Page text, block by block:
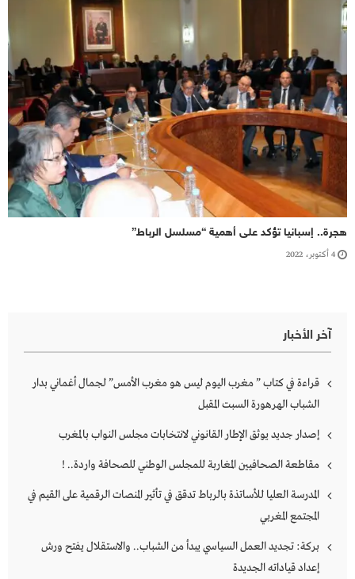
هجرة.. إسبانيا تؤكد على أهمية “مسلسل الرباط”
4 أكتوبر، 2022
آخر الأخبار
قراءة في كتاب ” مغرب اليوم ليس هو مغرب الأمس” لجمال أغماني بدار
الشباب الهرهورة السبت المقبل
إصدار جديد يوثق الإطار القانوني لانتخابات مجلس النواب بالمغرب
مقاطعة الصحافيين المغاربة للمجلس الوطني للصحافة واردة.. !
المدرسة العليا للأساتذة بالرباط تدقق في تأثير المنصات الرقمية على القيم في
المجتمع المغربي
بركة: تجديد العمل السياسي يبدأ من الشباب.. والاستقلال يفتح ورش
إعداد قياداته الجديدة